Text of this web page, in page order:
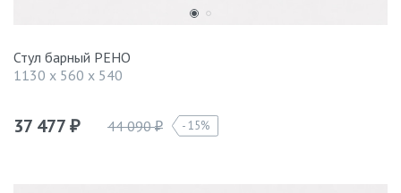
Стул барный РЕНО
1130 x 560 x 540
37 477 ₽ 44 090₽ 15%